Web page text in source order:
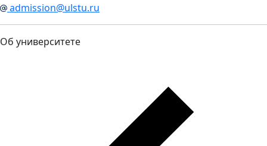
admission@ulstu.ru
Об университете